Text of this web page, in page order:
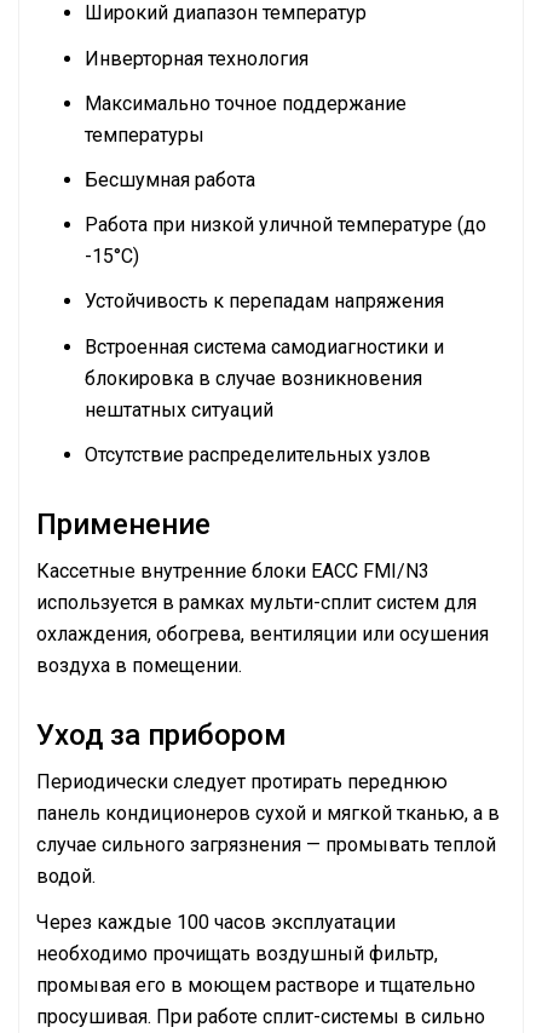
Широкий диапазон температур
Инверторная технология
Максимально точное поддержание
температуры
Бесшумная работа
Работа при низкой уличной температуре (до
-15°С)
Устойчивость к перепадам напряжения
Встроенная система самодиагностики и
блокировка в случае возникновения
нештатных ситуаций
Отсутствие распределительных узлов
Применение
Кассетные внутренние блоки EACC FMI/N3
используется в рамках мульти-сплит систем для
охлаждения, обогрева, вентиляции или осушения
воздуха в помещении.
Уход за прибором
Периодически следует протирать переднюю
панель кондиционеров сухой и мягкой тканью, а в
случае сильного загрязнения — промывать теплой
водой.
Через каждые 100 часов эксплуатации
необходимо прочищать воздушный фильтр,
промывая его в моющем растворе и тщательно
просушивая. При работе сплит-системы в сильно